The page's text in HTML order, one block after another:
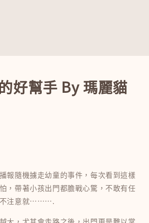
好幫手 By 瑪麗貓
報隨機擄走幼童的事件，每次看到這樣
，帶著小孩出門都膽戰心驚，不敢有任
不注意就……….